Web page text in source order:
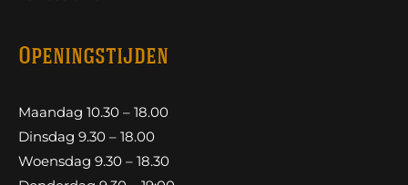
Openingstijden
Maandag 10.30 – 18.00
Dinsdag 9.30 – 18.00
Woensdag 9.30 – 18.30